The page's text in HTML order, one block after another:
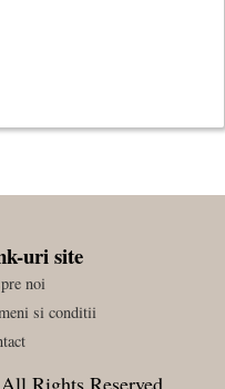
uri site
noi
si conditii